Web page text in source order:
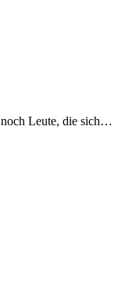
noch Leute, die sich…